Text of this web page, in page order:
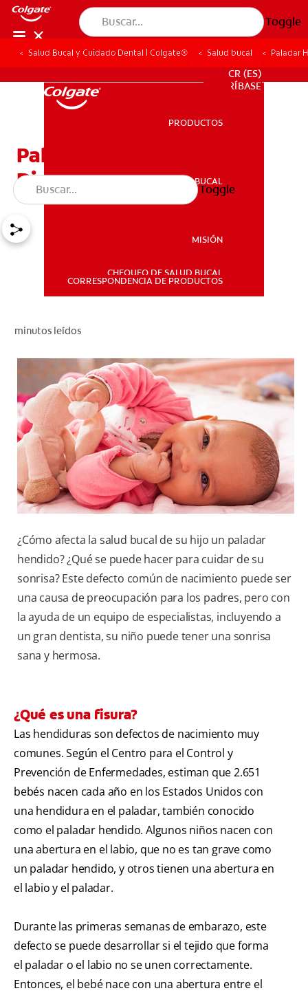
Toggle
SALUD BUCAL
PROMOCIONES
CR (ES)
SUSCRÍBASE
CR (ES)
SUSCRÍBASE
PRODUCTOS
SALUD BUCAL
MISIÓN
CHEQUEO DE SALUD BUCAL
CORRESPONDENCIA DE PRODUCTOS
Toggle
Salud Bucal y Cuidado Dental | Colgate® Salud bucal Paladar
Paladar Hendido Y Los
Dientes De Su Niño
minutos leídos
¿Cómo afecta la salud bucal de su hijo un paladar
hendido? ¿Qué se puede hacer para cuidar de su
sonrisa? Este defecto común de nacimiento puede ser
una causa de preocupación para los padres, pero con
la ayuda de un equipo de especialistas, incluyendo a
un gran dentista, su niño puede tener una sonrisa
sana y hermosa.
¿Qué es una fisura?
Las hendiduras son defectos de nacimiento muy
comunes. Según el Centro para el Control y
Prevención de Enfermedades, estiman que 2.651
bebés nacen cada año en los Estados Unidos con
una hendidura en el paladar, también conocido
como el paladar hendido. Algunos niños nacen con
una abertura en el labio, que no es tan grave como
un paladar hendido, y otros tienen una abertura en
el labio y el paladar.
Durante las primeras semanas de embarazo, este
defecto se puede desarrollar si el tejido que forma
el paladar o el labio no se unen correctamente.
Entonces, el bebé nace con una abertura entre el